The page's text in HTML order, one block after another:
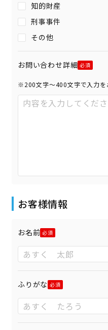
知的財産
刑事事件
その他
お問い合わせ詳細
※200文字〜400文字で入力を
お客様情報
お名前
ふりがな